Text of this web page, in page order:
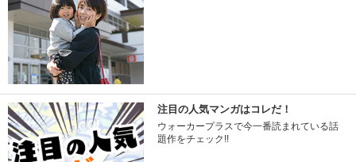
注目の人気マンガはコレだ！
ウォーカープラスで今一番読まれている話
題作をチェック!!